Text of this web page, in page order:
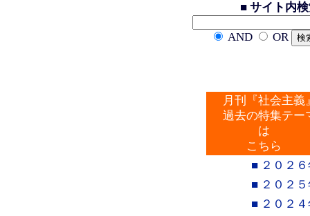
■ サイト内
AND OR
月刊『社会主義』
過去の特集テー
は
こちら
■ ２０２
■ ２０２
■ ２０２